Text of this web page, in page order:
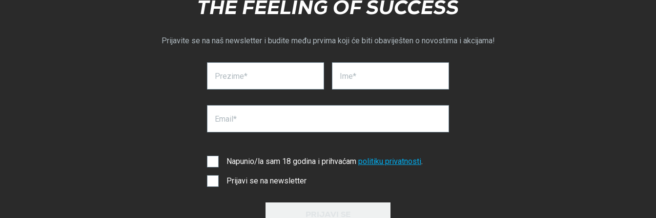
THE FEELING OF SUCCESS
Prijavite se na naš newsletter i budite među prvima koji će biti obaviješten o novostima i akcijama!
Prezime* Ime*
Email*
Napunio/la sam 18 godina i prihvaćam politiku privatnosti.
Prijavi se na newsletter